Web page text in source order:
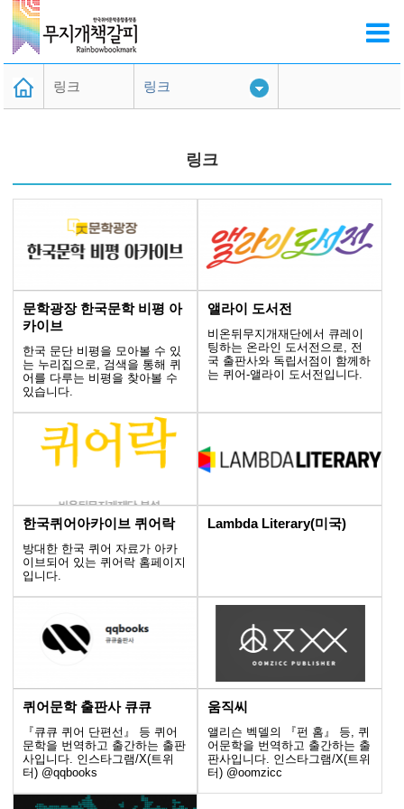
링크 링크
링크
문학광장 한국문학 비평 아
카이브
한국 문단 비평을 모아볼 수 있
는 누리집으로, 검색을 통해 퀴
어를 다루는 비평을 찾아볼 수
있습니다.
앨라이 도서전
비온뒤무지개재단에서 큐레이
팅하는 온라인 도서전으로, 전
국 출판사와 독립서점이 함께하
는 퀴어-앨라이 도서전입니다.
한국퀴어아카이브 퀴어락
방대한 한국 퀴어 자료가 아카
이브되어 있는 퀴어락 홈페이지
입니다.
Lambda Literary(미국)
퀴어문학 출판사 큐큐
『큐큐 퀴어 단편선』 등 퀴어
문학을 번역하고 출간하는 출판
사입니다. 인스타그램/X(트위
터) @qqbooks
움직씨
앨리슨 벡델의 『펀 홈』 등, 퀴
어문학을 번역하고 출간하는 출
판사입니다. 인스타그램/X(트위
터) @oomzicc